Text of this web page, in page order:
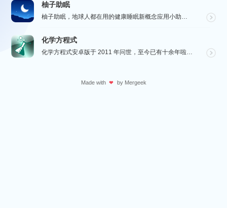
柚子助眠
柚子助眠，地球人都在用的健康睡眠新概念应用小助手。Phone必备App神器.每一个热爱生活的人，都值...
化学方程式
化学方程式安卓版于 2011 年问世，至今已有十余年啦！在广大网友的积极贡献和我们的悉心维护下，如今...
Made with ❤ by Mergeek